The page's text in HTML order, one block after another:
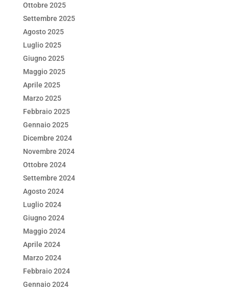
Ottobre 2025
Settembre 2025
Agosto 2025
Luglio 2025
Giugno 2025
Maggio 2025
Aprile 2025
Marzo 2025
Febbraio 2025
Gennaio 2025
Dicembre 2024
Novembre 2024
Ottobre 2024
Settembre 2024
Agosto 2024
Luglio 2024
Giugno 2024
Maggio 2024
Aprile 2024
Marzo 2024
Febbraio 2024
Gennaio 2024